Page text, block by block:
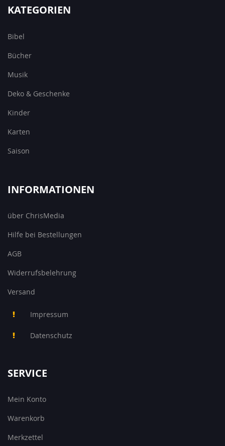
KATEGORIEN
Bibel
Bücher
Musik
Deko & Geschenke
Kinder
Karten
Saison
INFORMATIONEN
über ChrisMedia
Hilfe bei Bestellungen
AGB
Widerrufsbelehrung
Versand
Impressum
Datenschutz
SERVICE
Mein Konto
Warenkorb
Merkzettel